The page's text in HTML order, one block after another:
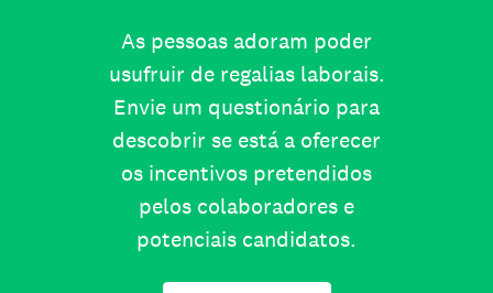
As pessoas adoram poder
usufruir de regalias laborais.
Envie um questionário para
descobrir se está a oferecer
os incentivos pretendidos
pelos colaboradores e
potenciais candidatos.